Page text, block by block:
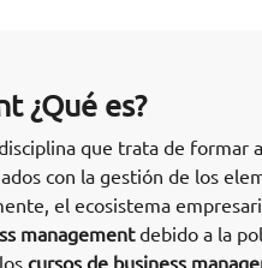
¿Qué es?
que trata de formar
con la gestión de los
el ecosistema
managementdebido a la
cursos de business